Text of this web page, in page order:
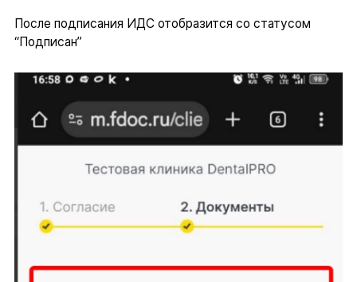
После подписания ИДС отобразится со статусом
“Подписан”